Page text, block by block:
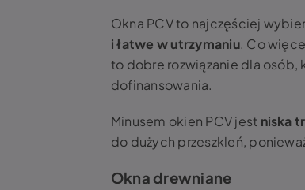
Okna PCV to najczęściej
i łatwe w utrzymaniu. Co
to dobre rozwiązanie dla
dofinansowania.
Minusem okien PCV jest niska
do dużych przeszkleń,
Okna drewniane